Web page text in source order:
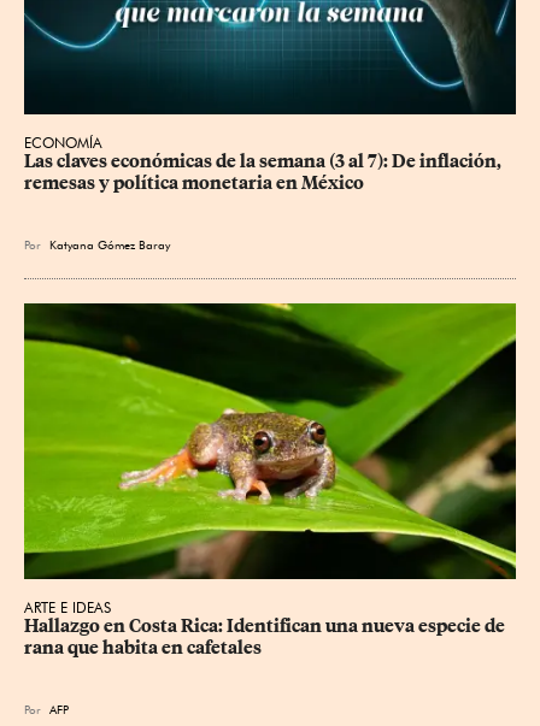
ECONOMÍA
Las claves económicas de la semana (3 al 7): De inflación,
remesas y política monetaria en México
Por Katyana Gómez Baray
ARTE E IDEAS
Hallazgo en Costa Rica: Identifican una nueva especie de
rana que habita en cafetales
Por AFP